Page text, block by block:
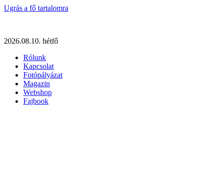
Ugrás a fő tartalomra
2026.08.10. hétfő
Rólunk
Kapcsolat
Fotópályázat
Magazin
Webshop
Fajbook